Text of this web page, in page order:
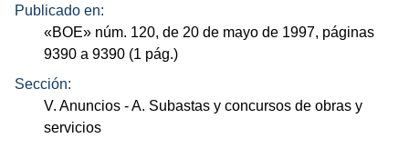
Publicado en:
«BOE» núm. 120, de 20 de mayo de 1997, páginas
9390 a 9390 (1 pág.)
Sección:
V. Anuncios - A. Subastas y concursos de obras y
servicios